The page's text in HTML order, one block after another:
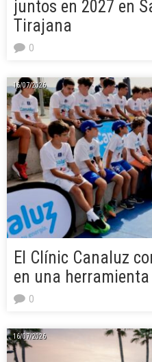
juntos en 2027 en
Tirajana
0
16/07/2026
El Clínic Canaluz
en una
0
16/07/2026